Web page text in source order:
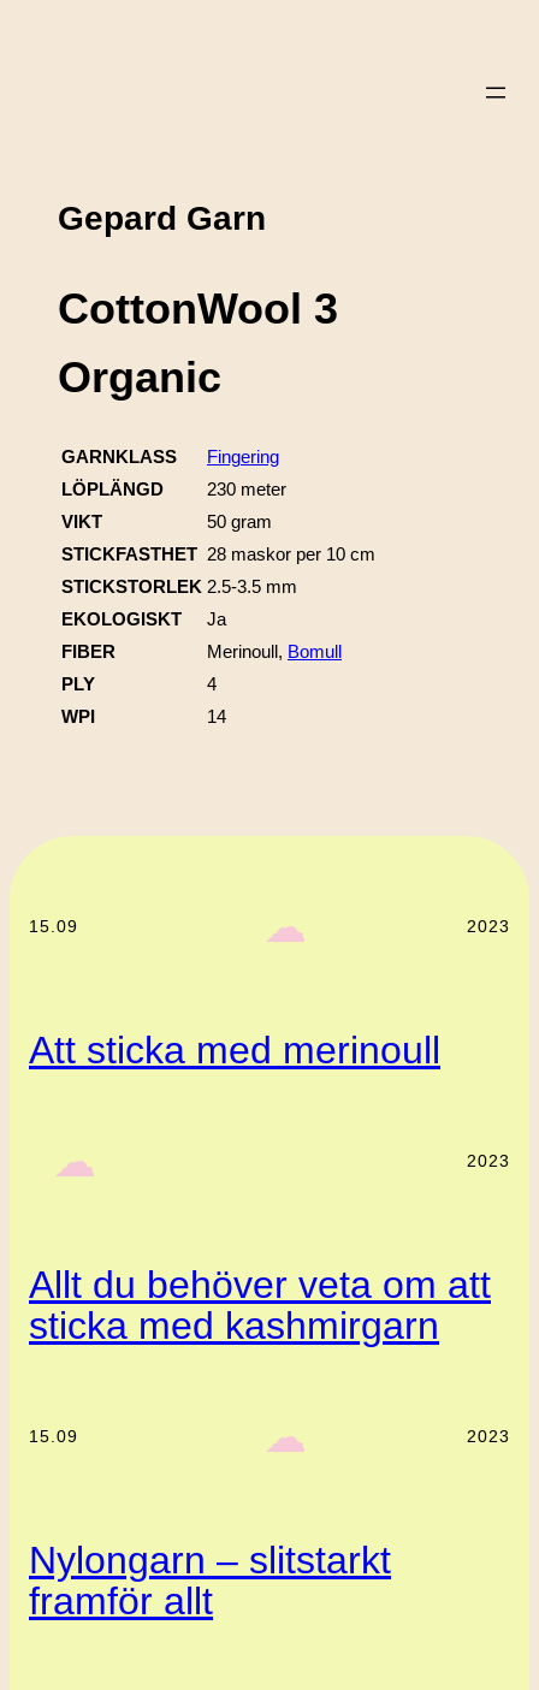
Gepard Garn
CottonWool 3
Organic
GARNKLASS
Fingering
LÖPLÄNGD
230 meter
VIKT
50 gram
STICKFASTHET 28 maskor per 10 cm
STICKSTORLEK 2.5-3.5 mm
EKOLOGISKT
Ja
FIBER
Merinoull, Bomull
PLY
4
WPI
14
15.09 ‎ ‎‎ ☁︎‎‎ 2023
Att sticka med merinoull
‎ ‎‎ ☁︎‎‎ 2023
Allt du behöver veta om att
sticka med kashmirgarn
15.09 ‎ ‎‎ ☁︎‎‎ 2023
Nylongarn – slitstarkt
framför allt